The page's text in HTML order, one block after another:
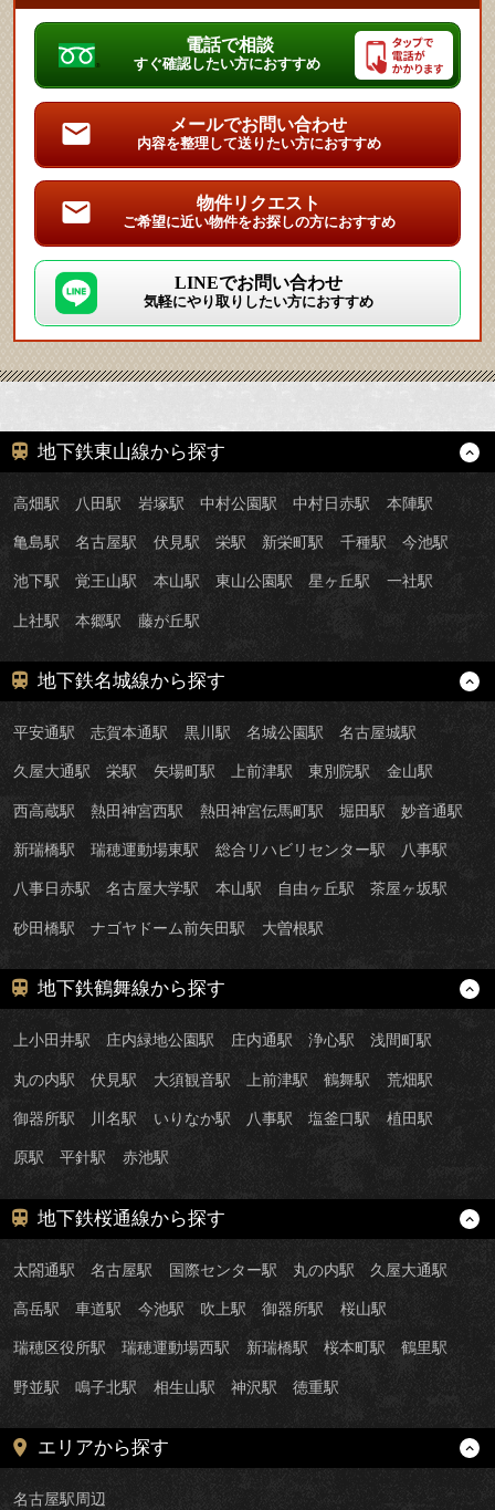
電話で相談
すぐ確認したい方におすすめ
メールでお問い合わせ
内容を整理して送りたい方におすすめ
物件リクエスト
ご希望に近い物件をお探しの方におすすめ
LINEでお問い合わせ
気軽にやり取りしたい方におすすめ
地下鉄東山線から探す
高畑駅 八田駅 岩塚駅 中村公園駅 中村日赤駅 本陣駅
亀島駅 名古屋駅 伏見駅 栄駅 新栄町駅 千種駅 今池駅
池下駅 覚王山駅 本山駅 東山公園駅 星ヶ丘駅 一社駅
上社駅 本郷駅 藤が丘駅
地下鉄名城線から探す
平安通駅 志賀本通駅 黒川駅 名城公園駅 名古屋城駅
久屋大通駅 栄駅 矢場町駅 上前津駅 東別院駅 金山駅
西高蔵駅 熱田神宮西駅 熱田神宮伝馬町駅 堀田駅 妙音通駅
新瑞橋駅 瑞穂運動場東駅 総合リハビリセンター駅 八事駅
八事日赤駅 名古屋大学駅 本山駅 自由ヶ丘駅 茶屋ヶ坂駅
砂田橋駅 ナゴヤドーム前矢田駅 大曽根駅
地下鉄鶴舞線から探す
上小田井駅 庄内緑地公園駅 庄内通駅 浄心駅 浅間町駅
丸の内駅 伏見駅 大須観音駅 上前津駅 鶴舞駅 荒畑駅
御器所駅 川名駅 いりなか駅 八事駅 塩釜口駅 植田駅
原駅 平針駅 赤池駅
地下鉄桜通線から探す
太閤通駅 名古屋駅 国際センター駅 丸の内駅 久屋大通駅
高岳駅 車道駅 今池駅 吹上駅 御器所駅 桜山駅
瑞穂区役所駅 瑞穂運動場西駅 新瑞橋駅 桜本町駅 鶴里駅
野並駅 鳴子北駅 相生山駅 神沢駅 徳重駅
エリアから探す
名古屋駅周辺